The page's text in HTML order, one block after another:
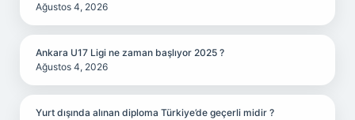
Ağustos 4, 2026
Ankara U17 Ligi ne zaman başlıyor 2025 ?
Ağustos 4, 2026
Yurt dışında alınan diploma Türkiye’de geçerli midir ?